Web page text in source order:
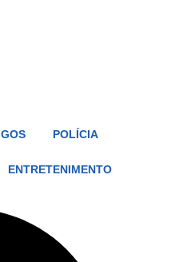
POLÍCIA
ENTRETENIMENTO